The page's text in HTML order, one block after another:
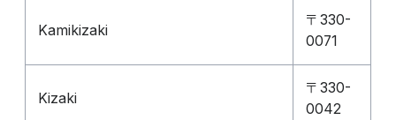
Kamikizaki
〒330-
0071
Kizaki
〒330-
0042